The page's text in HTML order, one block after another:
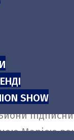
SHOW
Андрій
День
Марією